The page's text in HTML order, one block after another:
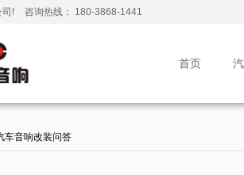
司! 咨询热线： 180-3868-1441
首页
车音响改装问答